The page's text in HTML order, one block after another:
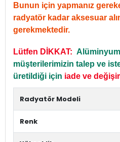
Bunun için yapmanız
radyatör kadar aksesuar
gerekmektedir.
Lütfen DİKKAT:
müşterilerimizin talep ve
üretildiği için iade ve
Radyatör Modeli
Renk